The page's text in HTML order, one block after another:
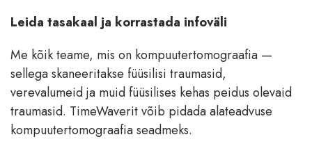
Leida tasakaal ja korrastada infoväli
Me kõik teame, mis on kompuutertomograafia —
sellega skaneeritakse füüsilisi traumasid,
verevalumeid ja muid füüsilises kehas peidus olevaid
traumasid. TimeWaverit võib pidada alateadvuse
kompuutertomograafia seadmeks.